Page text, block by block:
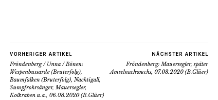
VORHERIGER ARTIKEL
Fröndenberg / Unna / Bönen:
Wespenbussarde (Bruterfolg),
Baumfalken (Bruterfolg), Nachtigall,
Sumpfrohrsänger, Mauersegler,
Kolkraben u.a., 06.08.2020 (B.Glüer)
NÄCHSTER ARTIKEL
Fröndenberg: Mauersegler, später
Amselnachwuchs, 07.08.2020 (B.Glüer)